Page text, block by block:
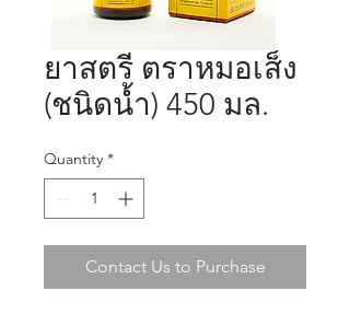
ยาสตรี ตราหมอเส็ง
(ชนิดน้ำ) 450 มล.
Quantity *
Contact Us to Purchase